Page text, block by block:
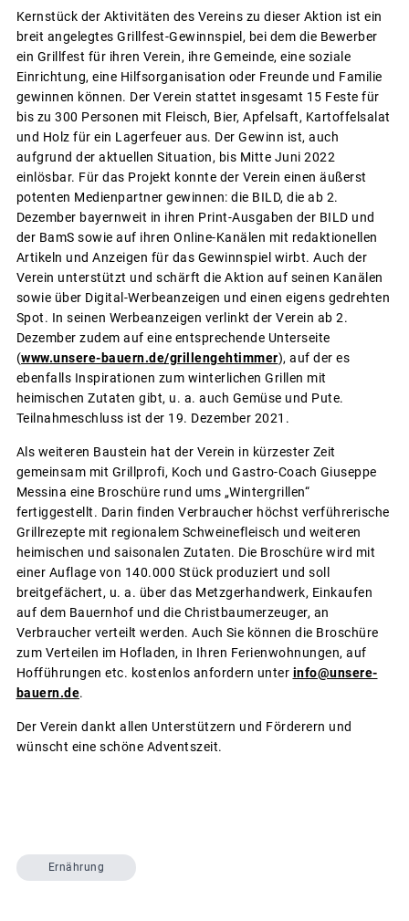
Kernstück der Aktivitäten des Vereins zu dieser Aktion ist ein
breit angelegtes Grillfest-Gewinnspiel, bei dem die Bewerber
ein Grillfest für ihren Verein, ihre Gemeinde, eine soziale
Einrichtung, eine Hilfsorganisation oder Freunde und Familie
gewinnen können. Der Verein stattet insgesamt 15 Feste für
bis zu 300 Personen mit Fleisch, Bier, Apfelsaft, Kartoffelsalat
und Holz für ein Lagerfeuer aus. Der Gewinn ist, auch
aufgrund der aktuellen Situation, bis Mitte Juni 2022
einlösbar. Für das Projekt konnte der Verein einen äußerst
potenten Medienpartner gewinnen: die BILD, die ab 2.
Dezember bayernweit in ihren Print-Ausgaben der BILD und
der BamS sowie auf ihren Online-Kanälen mit redaktionellen
Artikeln und Anzeigen für das Gewinnspiel wirbt. Auch der
Verein unterstützt und schärft die Aktion auf seinen Kanälen
sowie über Digital-Werbeanzeigen und einen eigens gedrehten
Spot. In seinen Werbeanzeigen verlinkt der Verein ab 2.
Dezember zudem auf eine entsprechende Unterseite
(www.unsere-bauern.de/grillengehtimmer), auf der es
ebenfalls Inspirationen zum winterlichen Grillen mit
heimischen Zutaten gibt, u. a. auch Gemüse und Pute.
Teilnahmeschluss ist der 19. Dezember 2021.
Als weiteren Baustein hat der Verein in kürzester Zeit
gemeinsam mit Grillprofi, Koch und Gastro-Coach Giuseppe
Messina eine Broschüre rund ums „Wintergrillen“
fertiggestellt. Darin finden Verbraucher höchst verführerische
Grillrezepte mit regionalem Schweinefleisch und weiteren
heimischen und saisonalen Zutaten. Die Broschüre wird mit
einer Auflage von 140.000 Stück produziert und soll
breitgefächert, u. a. über das Metzgerhandwerk, Einkaufen
auf dem Bauernhof und die Christbaumerzeuger, an
Verbraucher verteilt werden. Auch Sie können die Broschüre
zum Verteilen im Hofladen, in Ihren Ferienwohnungen, auf
Hofführungen etc. kostenlos anfordern unter info@unsere-
bauern.de.
Der Verein dankt allen Unterstützern und Förderern und
wünscht eine schöne Adventszeit.
Ernährung